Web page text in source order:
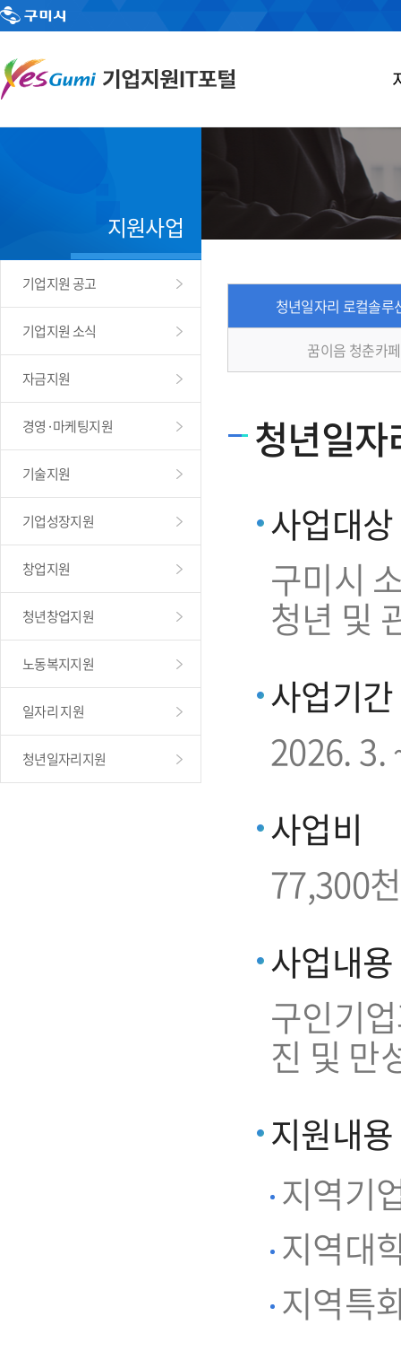
지원사업
기업지원 공고
기업지원 소식
자금지원
경영·마케팅지원
기술지원
기업성장지원
창업지원
청년창업지원
노동복지지원
일자리 지원
청년일자리지원
청년일자리 로컬솔루
꿈이음 청춘카
청년일
사업대상
구미시
청년 및
사업기간
2026. 3.
사업비
77,300
사업내용
구인기
진 및 만
지원내용
지역기
지역대
지역특